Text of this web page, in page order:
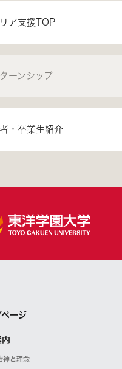
ア支援TOP
ーンシップ
・卒業生紹介
ページ
神と理念